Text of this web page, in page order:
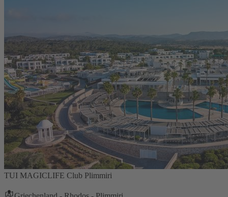
TUI MAGICLIFE Club Plimmiri